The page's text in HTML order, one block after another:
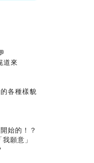
道來
各種樣貌
始的！？
願意」